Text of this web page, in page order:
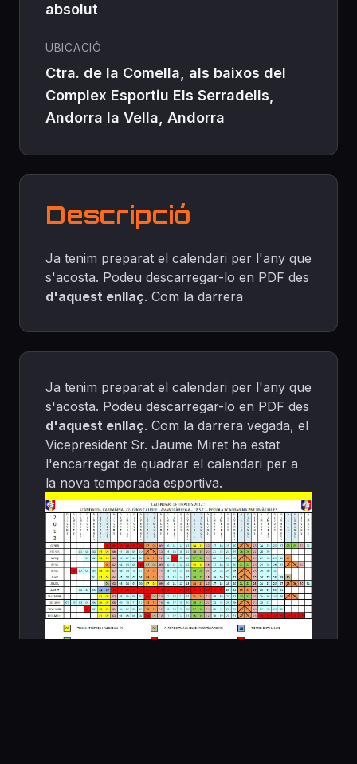
absolut
UBICACIÓ
Ctra. de la Comella, als baixos del
Complex Esportiu Els Serradells,
Andorra la Vella, Andorra
Descripció
Ja tenim preparat el calendari per l'any que
s'acosta. Podeu descarregar-lo en PDF des
d'aquest enllaç. Com la darrera
Ja tenim preparat el calendari per l'any que
s'acosta. Podeu descarregar-lo en PDF des
d'aquest enllaç. Com la darrera vegada, el
Vicepresident Sr. Jaume Miret ha estat
l'encarregat de quadrar el calendari per a
la nova temporada esportiva.